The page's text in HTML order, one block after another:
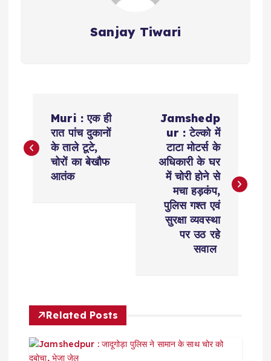
Sanjay Tiwari
o
g
Muri : एक ही
रात पांच दुकानों
के ताले टूटे,
चोरों का बेखौफ
आतंक
Jamshedp
ur : टेल्को में
टाटा मोटर्स के
अधिकारी के घर
में चोरी होने से
मचा हड़कंप,
पुलिस गश्त एवं
सुरक्षा व्यवस्था
पर उठ रहे
सवाल
Related Posts